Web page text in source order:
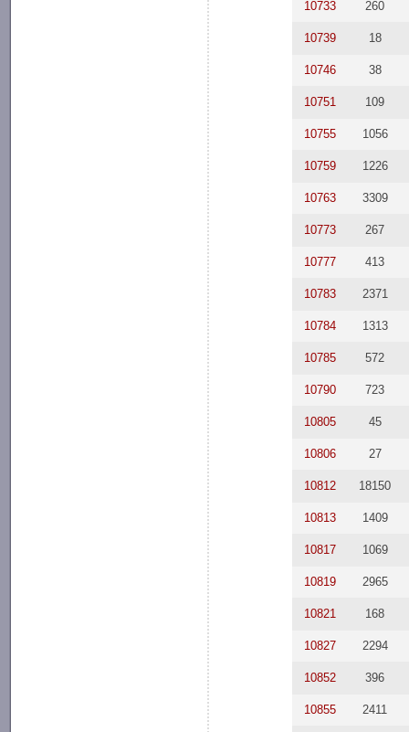
10733 260
10739 18
10746 38
10751 109
10755 1056
10759 1226
10763 3309
10773 267
10777 413
10783 2371
10784 1313
10785 572
10790 723
10805 45
10806 27
10812 18150
10813 1409
10817 1069
10819 2965
10821 168
10827 2294
10852 396
10855 2411